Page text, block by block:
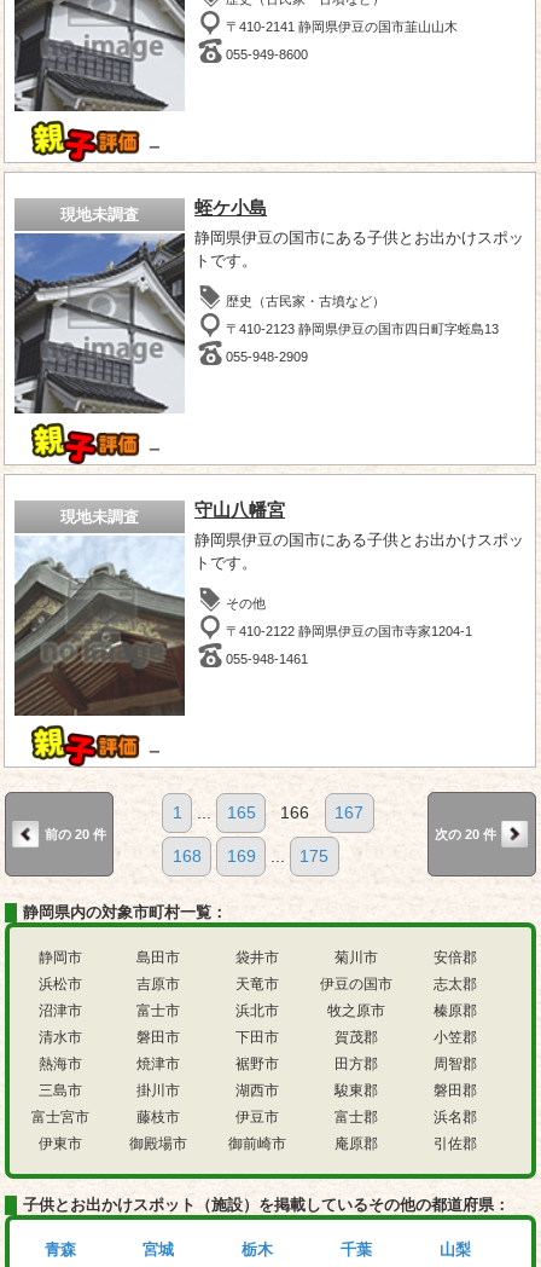
－
〒410-2141 静岡県伊豆の国市韮山山木
055-949-8600
現地未調査
－
蛭ケ小島
静岡県伊豆の国市にある子供とお出かけスポッ
トです。
歴史（古民家・古墳など）
〒410-2123 静岡県伊豆の国市四日町字蛭島13
055-948-2909
現地未調査
－
守山八幡宮
静岡県伊豆の国市にある子供とお出かけスポッ
トです。
その他
〒410-2122 静岡県伊豆の国市寺家1204-1
055-948-1461
前の 20 件
1 ... 165 166 167
168 169 ... 175
次の 20 件
静岡県内の対象市町村一覧：
静岡市
浜松市
沼津市
清水市
熱海市
三島市
富士宮市
伊東市
島田市
吉原市
富士市
磐田市
焼津市
掛川市
藤枝市
御殿場市
袋井市
天竜市
浜北市
下田市
裾野市
湖西市
伊豆市
御前崎市
菊川市
伊豆の国市
牧之原市
賀茂郡
田方郡
駿東郡
富士郡
庵原郡
安倍郡
志太郡
榛原郡
小笠郡
周智郡
磐田郡
浜名郡
引佐郡
子供とお出かけスポット（施設）を掲載しているその他の都道府県：
青森
宮城
栃木
千葉
山梨